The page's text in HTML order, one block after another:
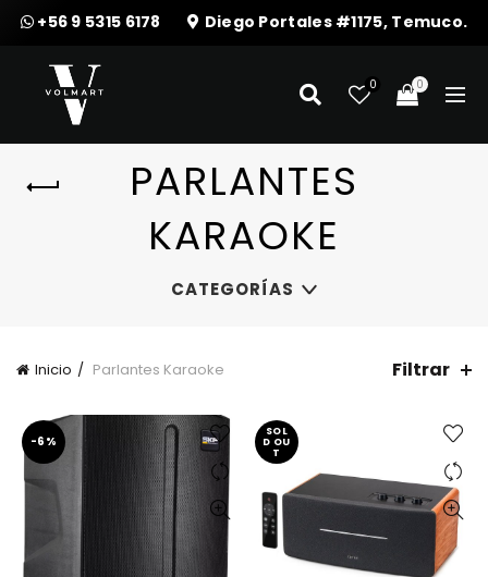
+56 9 5315 6178 Diego Portales #1175, Temuco.
0 0
PARLANTES
KARAOKE
CATEGORÍAS
Inicio Parlantes Karaoke Filtrar
-6%
SOL
D OU
T